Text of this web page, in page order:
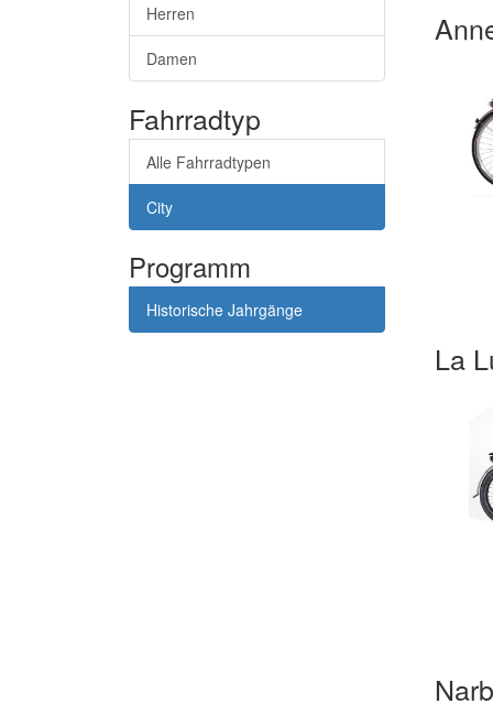
Herren
Damen
Fahrradtyp
Alle Fahrradtypen
City
Programm
Historische Jahrgänge
La